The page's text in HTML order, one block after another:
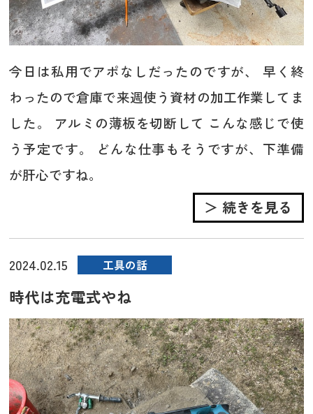
今日は私用でアポなしだったのですが、 早く終
わったので倉庫で来週使う資材の加工作業してま
した。 アルミの薄板を切断して こんな感じで使
う予定です。 どんな仕事もそうですが、下準備
が肝心ですね。
＞ 続きを見る
2024.02.15 工具の話
時代は充電式やね